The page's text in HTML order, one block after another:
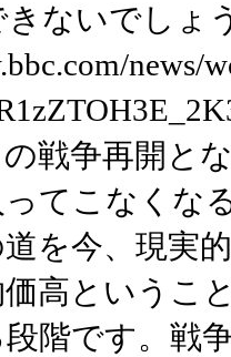
きないでし
news/
争再開とな
てこなくな
を今、現実
価高というこ
階です。戦